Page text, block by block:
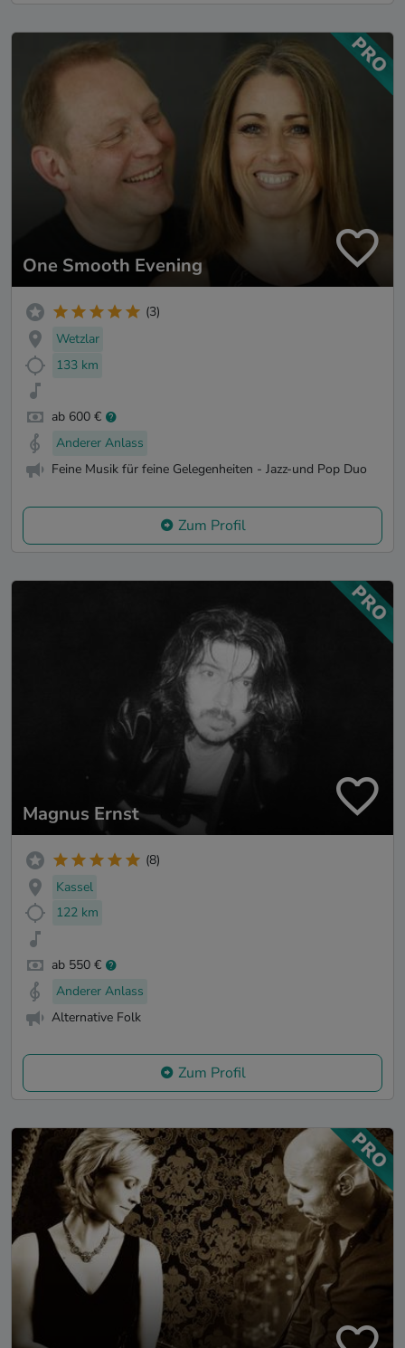
One Smooth Evening
(3)
Wetzlar
133 km
ab 600 €
Anderer Anlass
Feine Musik für feine Gelegenheiten - Jazz-und Pop Duo
Zum Profil
Magnus Ernst
(8)
Kassel
122 km
ab 550 €
Anderer Anlass
Alternative Folk
Zum Profil